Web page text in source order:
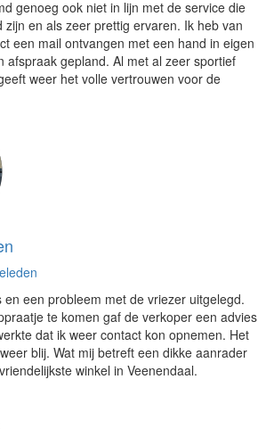
genoeg ook niet in lijn met de service die
zijn en als zeer prettig ervaren. Ik heb van
een mail ontvangen met een hand in eigen
afspraak gepland. Al met al zeer sportief
weer het volle vertrouwen voor de
een probleem met de vriezer uitgelegd.
te komen gaf de verkoper een advies
dat ik weer contact kon opnemen. Het
blij. Wat mij betreft een dikke aanrader
winkel in Veenendaal.